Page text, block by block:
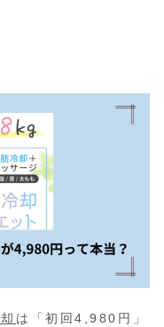
は「初回4,980円」